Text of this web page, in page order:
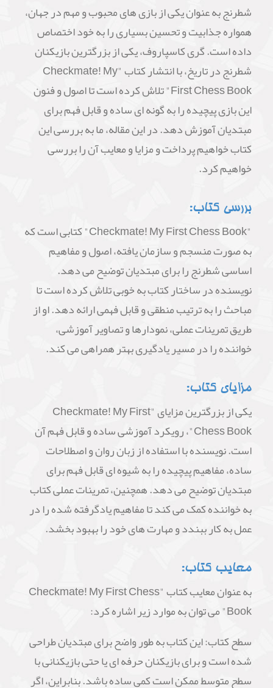
شطرنج به عنوان یکی از بازی های محبوب و مهم در جهان،
همواره جذابیت و تحسین بسیاری را به خود اختصاص
داده است. گری کاسپاروف، یکی از بزرگترین بازیکنان
شطرنج در تاریخ، با انتشار کتاب "Checkmate! My
First Chess Book" تلاش کرده است تا اصول و فنون
این بازی پیچیده را به گونه ای ساده و قابل فهم برای
مبتدیان آموزش دهد. در این مقاله، ما به بررسی این
کتاب خواهیم پرداخت و مزایا و معایب آن را بررسی
خواهیم کرد.
بررسی کتاب:
"Checkmate! My First Chess Book" کتابی است که
به صورت منسجم و سازمان یافته، اصول و مفاهیم
اساسی شطرنج را برای مبتدیان توضیح می دهد.
نویسنده در ساختار کتاب به خوبی تلاش کرده است تا
مباحث را به ترتیب منطقی و قابل فهمی ارائه دهد. او از
طریق تمرینات عملی، نمودارها و تصاویر آموزشی،
خواننده را در مسیر یادگیری بهتر همراهی می کند.
مزایای کتاب:
یکی از بزرگترین مزایای "Checkmate! My First
Chess Book"، رویکرد آموزشی ساده و قابل فهم آن
است. نویسنده با استفاده از زبان روان و اصطلاحات
ساده، مفاهیم پیچیده را به شیوه ای قابل فهم برای
مبتدیان توضیح می دهد. همچنین، تمرینات عملی کتاب
به خواننده کمک می کند تا مفاهیم یادگرفته شده را در
عمل به کار ببندد و مهارت های خود را بهبود بخشد.
معایب کتاب:
به عنوان معایب کتاب "Checkmate! My First Chess
Book" می توان به موارد زیر اشاره کرد:
سطح کتاب: این کتاب به طور واضح برای مبتدیان طراحی
شده است و برای بازیکنان حرفه ای یا حتی بازیکنانی با
سطح متوسط ممکن است کمی ساده باشد. بنابراین، اگر